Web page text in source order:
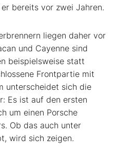
bereits vor zwei Jahren.
liegen daher vor
und Cayenne sind
beispielsweise statt
Frontpartie mit
unterscheidet sich die
Es ist auf den ersten
um einen Porsche
Ob das auch unter
wird sich zeigen.